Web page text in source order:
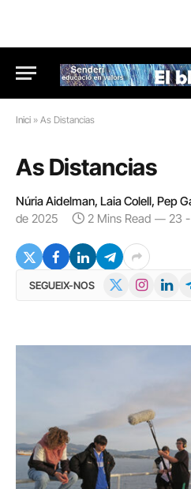
Inici » As Distancias
As Distancias
Núria Aidelman, Laia Colell, Pep
de 2025
2 Mins Read 23
SEGUEIX-NOS Instagram